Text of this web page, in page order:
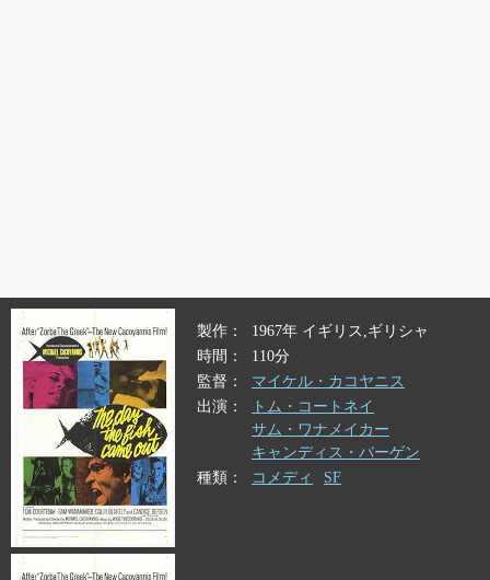
製作
1967年 イギリス,ギリシャ
時間
110分
監督
マイケル・カコヤニス
出演
トム・コートネイ
サム・ワナメイカー
キャンディス・バーゲン
種類
コメディ SF